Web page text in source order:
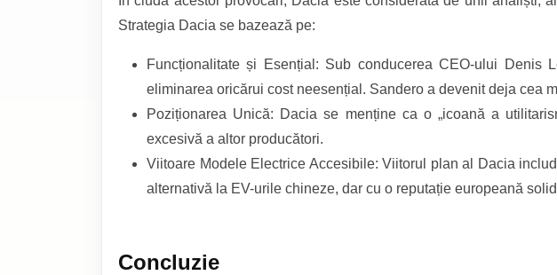
Strategia Dacia se bazează pe:
Funcționalitate și Esențial: Sub conducerea CEO-ului
eliminarea oricărui cost neesențial. Sandero a devenit deja cea
Poziționarea Unică: Dacia se menține ca o „icoană a
excesivă a altor producători.
Viitoare Modele Electrice Accesibile: Viitorul plan al Dacia
alternativă la EV-urile chineze, dar cu o reputație europeană
Concluzie